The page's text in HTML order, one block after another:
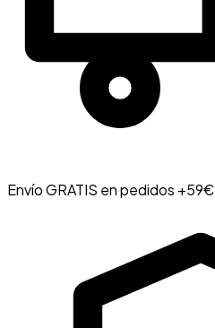
Envío GRATIS en pedidos +59€